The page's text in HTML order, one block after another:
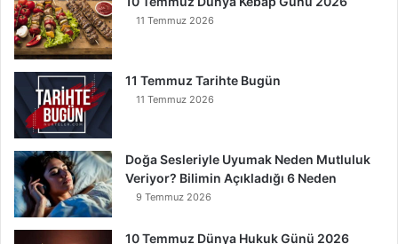
u
l
u
r
11 Temmuz 2026
11 Temmuz Tarihte Bugün
11 Temmuz 2026
Doğa Sesleriyle Uyumak Neden Mutluluk
Veriyor? Bilimin Açıkladığı 6 Neden
9 Temmuz 2026
10 Temmuz Dünya Hukuk Günü 2026